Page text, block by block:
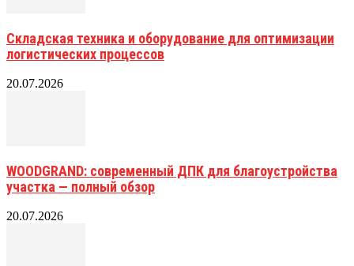
Складская техника и оборудование для оптимизации
логистических процессов
20.07.2026
WOODGRAND: современный ДПК для благоустройства
участка — полный обзор
20.07.2026